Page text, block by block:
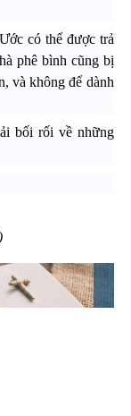
có thể được trả
phê bình cũng bị
và không để dành
bối rối về những